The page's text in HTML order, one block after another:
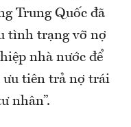
Trung Quốc đã
tình trạng vỡ nợ
nhà nước để
ưu tiên trả nợ trái
nhân”.